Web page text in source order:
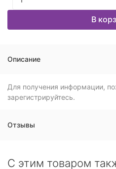
В
Описание
Для получения информации,
зарегистрируйтесь.
Отзывы
C этим товаром